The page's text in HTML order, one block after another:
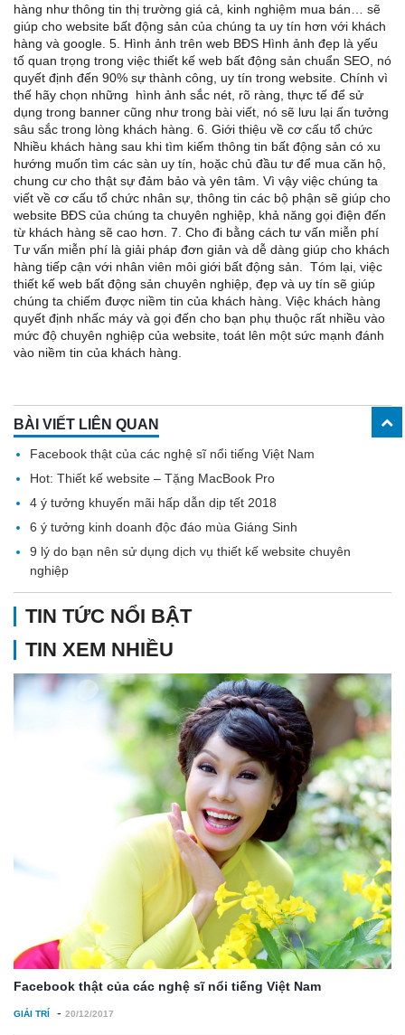
hàng như thông tin thị trường giá cả, kinh nghiệm mua bán… sẽ
giúp cho website bất động sản của chúng ta uy tín hơn với khách
hàng và google. 5. Hình ảnh trên web BĐS Hình ảnh đẹp là yếu
tố quan trọng trong việc thiết kế web bất động sản chuẩn SEO, nó
quyết định đến 90% sự thành công, uy tín trong website. Chính vì
thế hãy chọn những hình ảnh sắc nét, rõ ràng, thực tế để sử
dụng trong banner cũng như trong bài viết, nó sẽ lưu lại ấn tưởng
sâu sắc trong lòng khách hàng. 6. Giới thiệu về cơ cấu tổ chức
Nhiều khách hàng sau khi tìm kiếm thông tin bất động sản có xu
hướng muốn tìm các sàn uy tín, hoặc chủ đầu tư để mua căn hộ,
chung cư cho thật sự đảm bảo và yên tâm. Vì vậy việc chúng ta
viết về cơ cấu tổ chức nhân sự, thông tin các bộ phận sẽ giúp cho
website BĐS của chúng ta chuyên nghiệp, khả năng gọi điện đến
từ khách hàng sẽ cao hơn. 7. Cho đi bằng cách tư vấn miễn phí
Tư vấn miễn phí là giải pháp đơn giản và dễ dàng giúp cho khách
hàng tiếp cận với nhân viên môi giới bất động sản. Tóm lại, việc
thiết kế web bất động sản chuyên nghiệp, đẹp và uy tín sẽ giúp
chúng ta chiếm được niềm tin của khách hàng. Việc khách hàng
quyết định nhấc máy và gọi đến cho bạn phụ thuộc rất nhiều vào
mức độ chuyên nghiệp của website, toát lên một sức mạnh đánh
vào niềm tin của khách hàng.
BÀI VIẾT LIÊN QUAN
Facebook thật của các nghệ sĩ nổi tiếng Việt Nam
Hot: Thiết kế website – Tặng MacBook Pro
4 ý tưởng khuyến mãi hấp dẫn dịp tết 2018
6 ý tưởng kinh doanh độc đáo mùa Giáng Sinh
9 lý do bạn nên sử dụng dịch vụ thiết kế website chuyên
nghiệp
TIN TỨC NỔI BẬT
TIN XEM NHIỀU
Facebook thật của các nghệ sĩ nổi tiếng Việt Nam
GIẢI TRÍ - 20/12/2017